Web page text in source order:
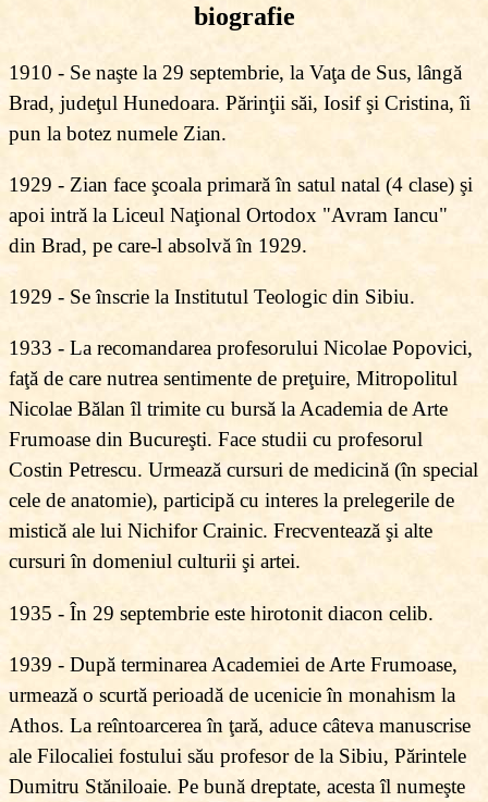
biografie
1910 - Se naşte la 29 septembrie, la Vaţa de Sus, lângă
Brad, judeţul Hunedoara. Părinţii săi, Iosif şi Cristina, îi
pun la botez numele Zian.
1929 - Zian face şcoala primară în satul natal (4 clase) şi
apoi intră la Liceul Naţional Ortodox "Avram Iancu"
din Brad, pe care-l absolvă în 1929.
1929 - Se înscrie la Institutul Teologic din Sibiu.
1933 - La recomandarea profesorului Nicolae Popovici,
faţă de care nutrea sentimente de preţuire, Mitropolitul
Nicolae Bălan îl trimite cu bursă la Academia de Arte
Frumoase din Bucureşti. Face studii cu profesorul
Costin Petrescu. Urmează cursuri de medicină (în special
cele de anatomie), participă cu interes la prelegerile de
mistică ale lui Nichifor Crainic. Frecventează şi alte
cursuri în domeniul culturii şi artei.
1935 - În 29 septembrie este hirotonit diacon celib.
1939 - După terminarea Academiei de Arte Frumoase,
urmează o scurtă perioadă de ucenicie în monahism la
Athos. La reîntoarcerea în ţară, aduce câteva manuscrise
ale Filocaliei fostului său profesor de la Sibiu, Părintele
Dumitru Stăniloaie. Pe bună dreptate, acesta îl numeşte